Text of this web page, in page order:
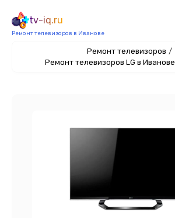
tv-iq.ru
Ремонт телевизоров в Иванове
Ремонт телевизоров /
Ремонт телевизоров LG в Иванове